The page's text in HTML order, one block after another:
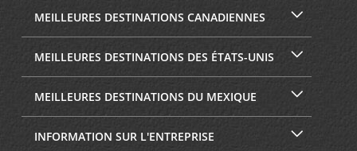
MEILLEURES DESTINATIONS CANADIENNES
MEILLEURES DESTINATIONS DES ÉTATS-UNIS
MEILLEURES DESTINATIONS DU MEXIQUE
INFORMATION SUR L'ENTREPRISE